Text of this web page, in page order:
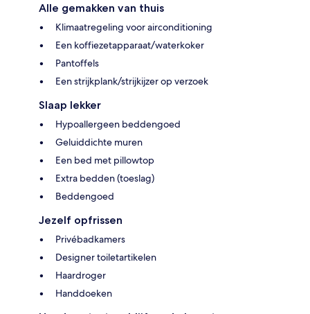
Alle gemakken van thuis
Klimaatregeling voor airconditioning
Een koffiezetapparaat/waterkoker
Pantoffels
Een strijkplank/strijkijzer op verzoek
Slaap lekker
Hypoallergeen beddengoed
Geluiddichte muren
Een bed met pillowtop
Extra bedden (toeslag)
Beddengoed
Jezelf opfrissen
Privébadkamers
Designer toiletartikelen
Haardroger
Handdoeken